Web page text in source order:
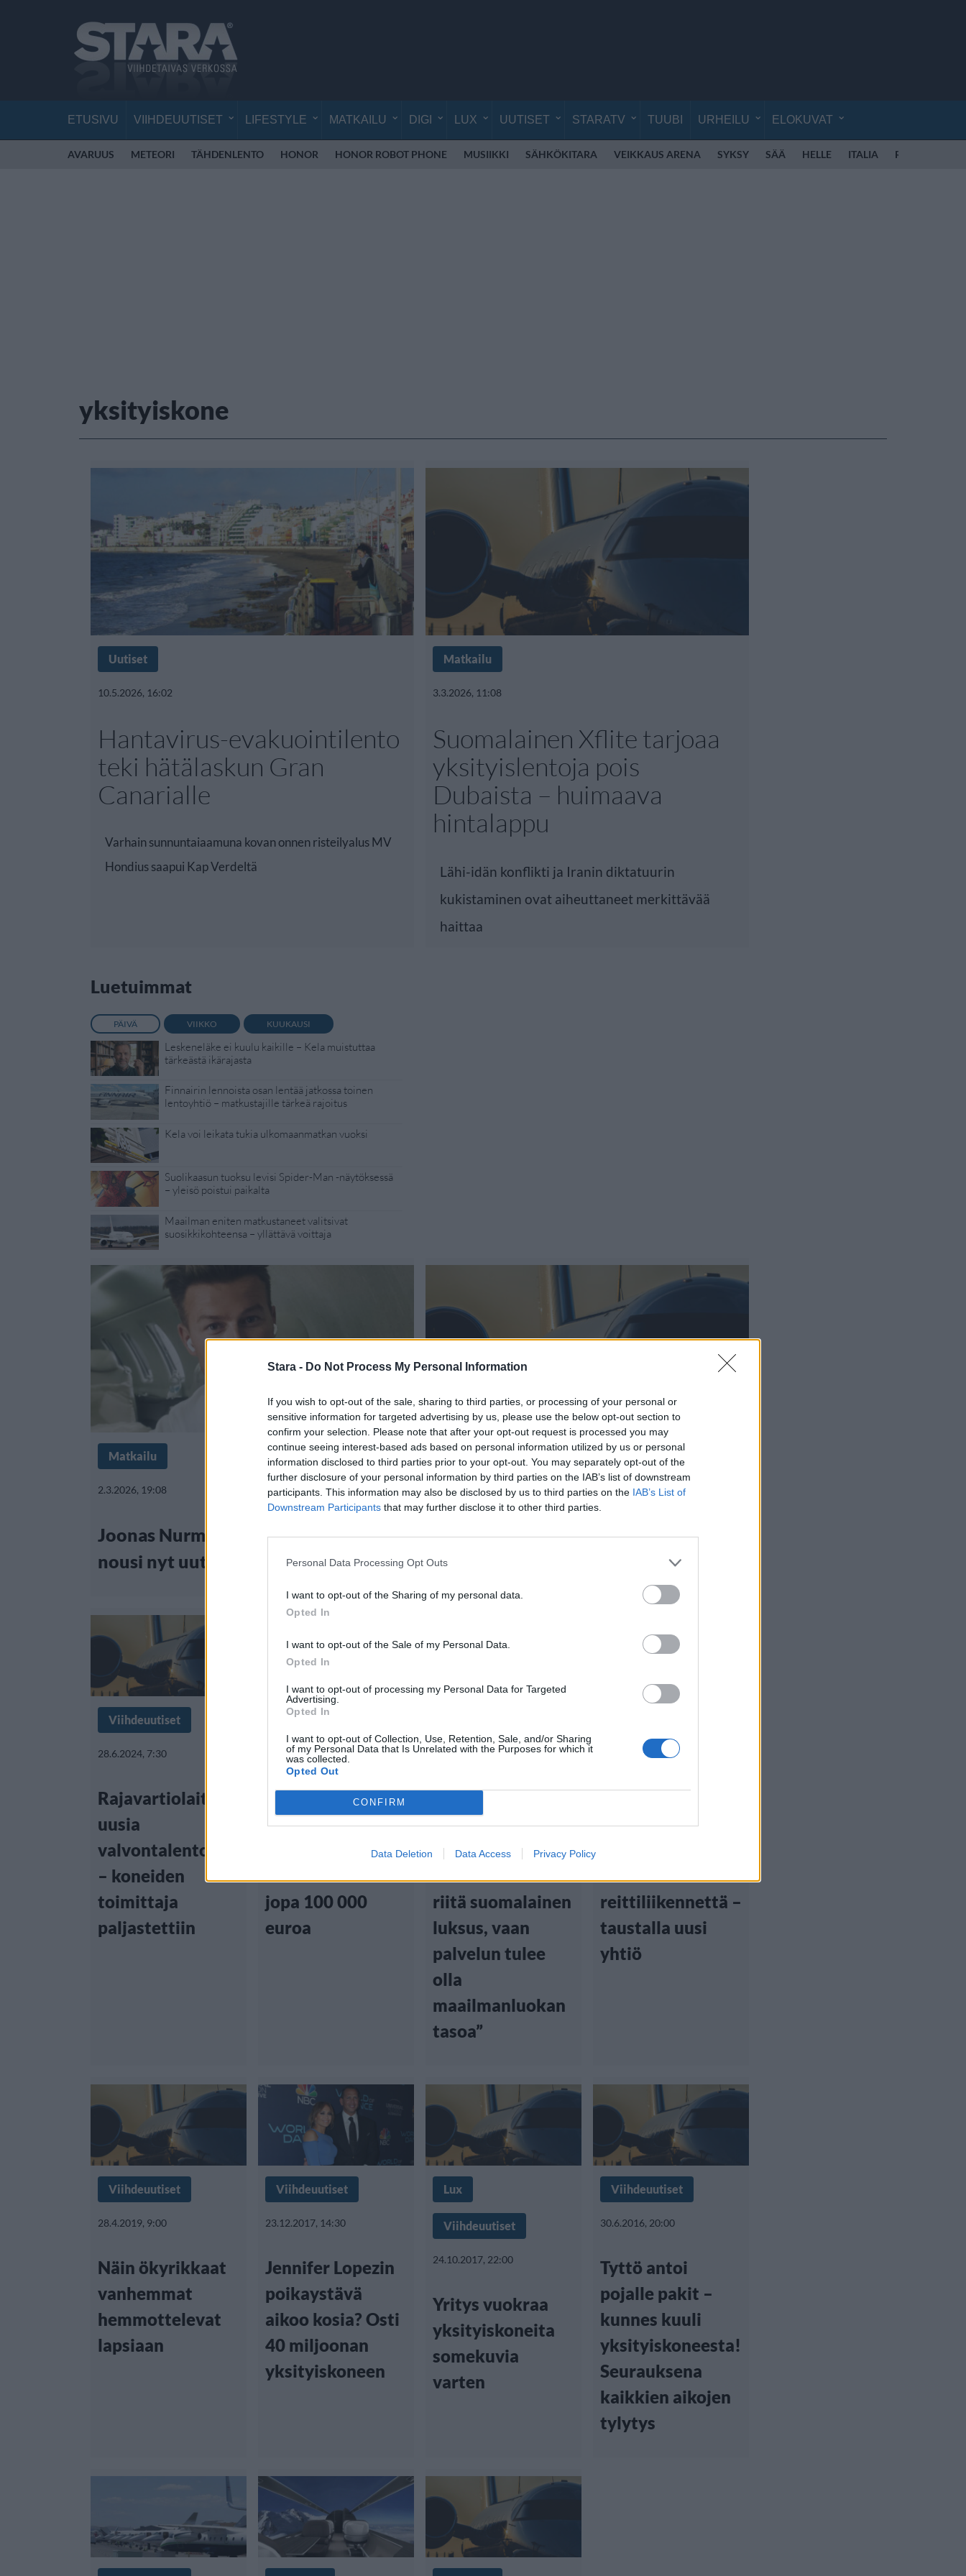
Stara - Do Not Process My Personal Information
If you wish to opt-out of the sale, sharing to third parties, or processing of your personal or
sensitive information for targeted advertising by us, please use the below opt-out section to
confirm your selection. Please note that after your opt-out request is processed you may
continue seeing interest-based ads based on personal information utilized by us or personal
information disclosed to third parties prior to your opt-out. You may separately opt-out of the
further disclosure of your personal information by third parties on the IAB’s list of downstream
participants. This information may also be disclosed by us to third parties on the IAB’s List of
Downstream Participants that may further disclose it to other third parties.
Personal Data Processing Opt Outs
I want to opt-out of the Sharing of my personal data.
Opted In
I want to opt-out of the Sale of my Personal Data.
Opted In
I want to opt-out of processing my Personal Data for Targeted
Advertising.
Opted In
I want to opt-out of Collection, Use, Retention, Sale, and/or Sharing
of my Personal Data that Is Unrelated with the Purposes for which it
was collected.
Opted Out
CONFIRM
Data Deletion Data Access Privacy Policy
ETUSIVU VIIHDEUUTISET LIFESTYLE MATKAILU DIGI LUX UUTISET STARATV TUUBI URHEILU ELOKUVAT
AVARUUS METEORI TÄHDENLENTO HONOR HONOR ROBOT PHONE MUSIIKKI SÄHKÖKITARA VEIKKAUS ARENA SYKSY SÄÄ HELLE ITALIA ROOMA
yksityiskone
Uutiset
10.5.2026, 16:02
Hantavirus-evakuointilento
teki hätälaskun Gran
Canarialle
Varhain sunnuntaiaamuna kovan onnen risteilyalus MV
Hondius saapui Kap Verdeltä
Matkailu
3.3.2026, 11:08
Suomalainen Xflite tarjoaa
yksityislentoja pois
Dubaista – huimaava
hintalappu
Lähi-idän konflikti ja Iranin diktatuurin
kukistaminen ovat aiheuttaneet merkittävää
haittaa
Luetuimmat
PÄIVÄ VIIKKO KUUKAUSI
Leskeneläke ei kuulu kaikille – Kela muistuttaa
tärkeästä ikärajasta
Finnairin lennoista osan lentää jatkossa toinen
lentoyhtiö – matkustajille tärkeä rajoitus
Kela voi leikata tukia ulkomaanmatkan vuoksi
Suolikaasun tuoksu levisi Spider-Man -näytöksessä
– yleisö poistui paikalta
Maailman eniten matkustaneet valitsivat
suosikkikohteensa – yllättävä voittaja
Matkailu
2.3.2026, 19:08
Joonas Nurmi perusti lentoyhtiön –
nousi nyt uutiseksi Yhdysvalloissa
Matkailu
12.2.2026, 19:02
Ambulanssilento Bangkokista
Suomeen maksaa jopa 250 000 euroa
Viihdeuutiset
28.6.2024, 7:30
Rajavartiolaitokselle
uusia
valvontalentokoneita
– koneiden
toimittaja
paljastettiin
Matkailu
7.2.2024, 9:00
Matkavakuutus
kunnossa?
Ambulanssilento
Suomeen maksaa
jopa 100 000
euroa
27.1.2024, 15:00
Suomalainen
yritys hankki
yksityiskoneen:
”Asiakkaille ei
riitä suomalainen
luksus, vaan
palvelun tulee
olla
maailmanluokan
tasoa”
11.2.2023, 5:00
lentokentälle
säännöllistä
reittiliikennettä –
taustalla uusi
yhtiö
Viihdeuutiset
28.4.2019, 9:00
Näin ökyrikkaat
vanhemmat
hemmottelevat
lapsiaan
Viihdeuutiset
23.12.2017, 14:30
Jennifer Lopezin
poikaystävä
aikoo kosia? Osti
40 miljoonan
yksityiskoneen
Lux
Viihdeuutiset
24.10.2017, 22:00
Yritys vuokraa
yksityiskoneita
somekuvia
varten
Viihdeuutiset
30.6.2016, 20:00
Tyttö antoi
pojalle pakit –
kunnes kuuli
yksityiskoneesta!
Seurauksena
kaikkien aikojen
tylytys